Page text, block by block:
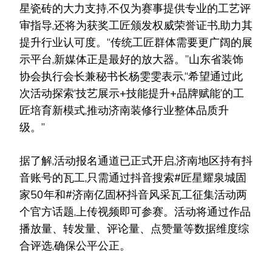
星瓷砖的大力支持,不仅为赛事提供专业的工艺评
审指导,还将为获奖工匠颁发权威荣誉证书,助力其
提升行业认可度。“传统工匠群体需要更广阔的展
示平台,新媒体正是最好的放大器。”山东省装饰
协会执行会长兼秘书长杨雯雯表示,“希望通过此
次活动探索‘技艺展示+技能提升+品牌赋能’的工
匠培育新模式,推动济南装修行业整体品质升
级。”
据了解,活动报名通道已正式开启,济南地区持有抖
音账号的瓦工,只需通过抖音搜索#匠星耀泉城固
家50年和#济南亿固杯抖音风采瓦工征集活动两
个官方话题,上传视频即可参赛。活动将通过作品
播放量、转发量、评论量、点赞量等数据维度综
合评选,确保公平公正。